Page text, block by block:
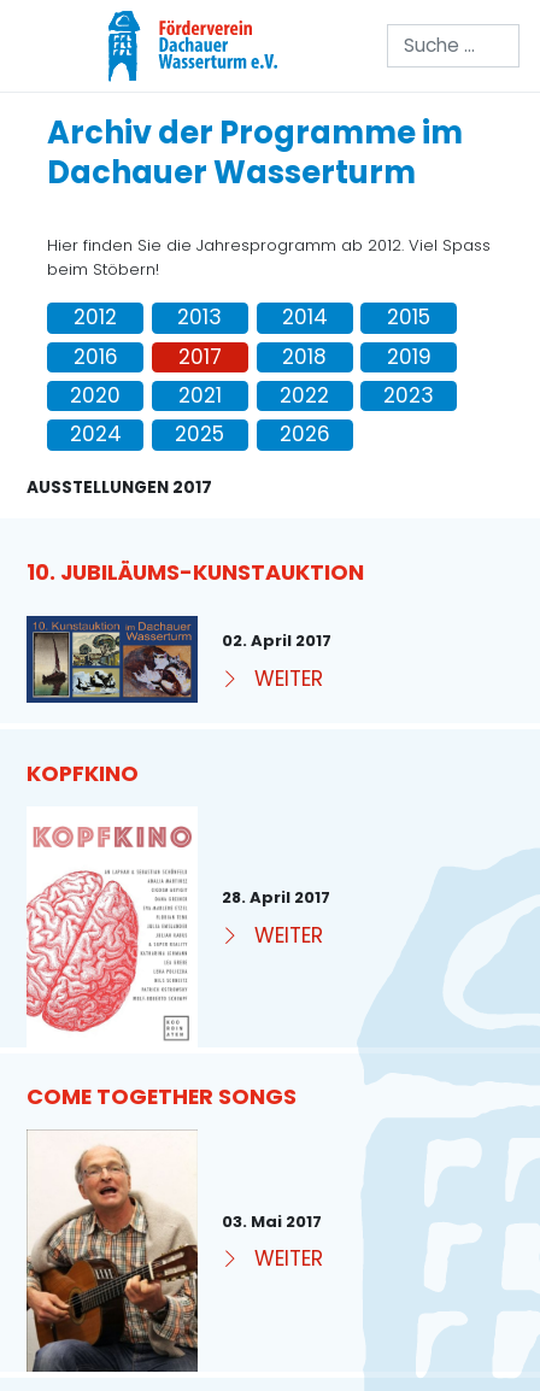
Suchen
Archiv der Programme im
Dachauer Wasserturm
Hier finden Sie die Jahresprogramm ab 2012. Viel Spass
beim Stöbern!
2012 2013 2014
2015
2016
2017 2018
2019
2020
2021 2022
2023
2024
2025 2026
AUSSTELLUNGEN 2017
10. JUBILÄUMS-KUNSTAUKTION
02. April 2017
WEITER
KOPFKINO
28. April 2017
WEITER
COME TOGETHER SONGS
03. Mai 2017
WEITER